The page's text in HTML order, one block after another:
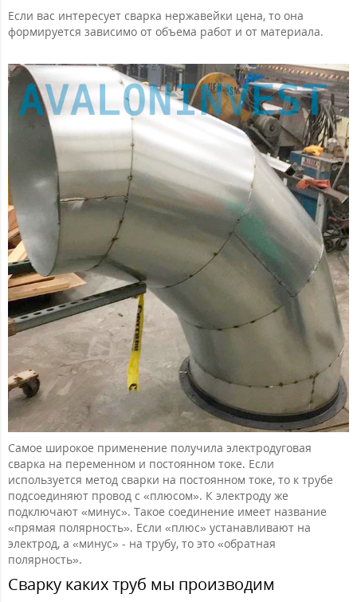
Если вас интересует сварка нержавейки цена, то она
формируется зависимо от объема работ и от материала.
Самое широкое применение получила электродуговая
сварка на переменном и постоянном токе. Если
используется метод сварки на постоянном токе, то к трубе
подсоединяют провод с «плюсом». К электроду же
подключают «минус». Такое соединение имеет название
«прямая полярность». Если «плюс» устанавливают на
электрод, а «минус» - на трубу, то это «обратная
полярность».
Сварку каких труб мы производим